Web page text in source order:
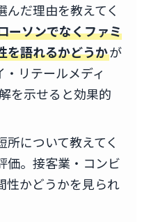
んだ理由を教えてく
ーソンでなくファミ
を語れるかどうかが
リテールメディ
を示せると効果的
所について教えてく
。接客業・コンビ
性かどうかを見られ